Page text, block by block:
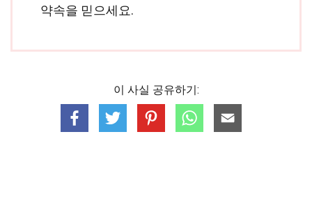
약속을 믿으세요.
이 사실 공유하기: